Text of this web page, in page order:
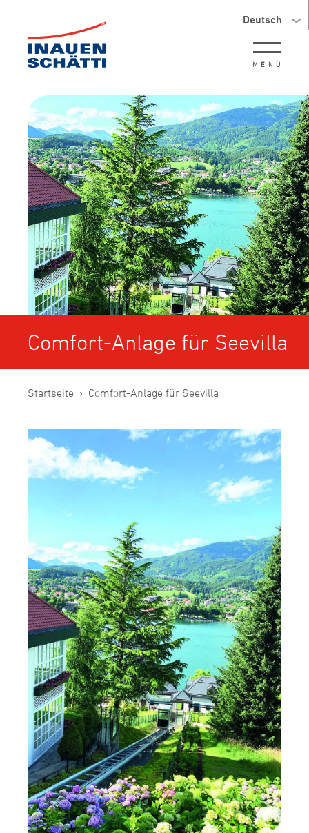
Deutsch
MENÜ
Comfort-Anlage für Seevilla
Startseite Comfort-Anlage für Seevilla